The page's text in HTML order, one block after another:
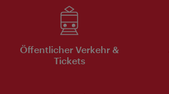
Öffentlicher Verkehr &
Tickets